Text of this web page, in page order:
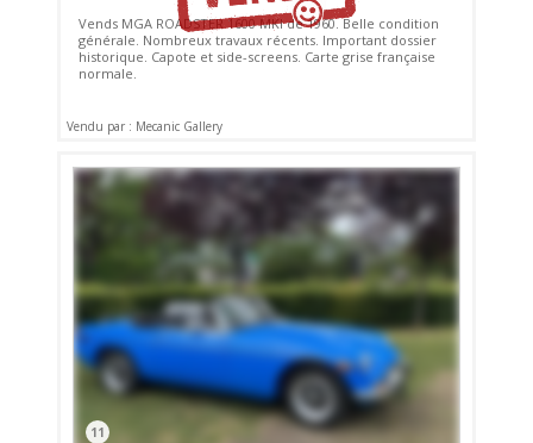
Vends MGA ROADSTER 1600 MKI de 1960. Belle condition
générale. Nombreux travaux récents. Important dossier
historique. Capote et side-screens. Carte grise française
normale.
Vendu par : Mecanic Gallery
11